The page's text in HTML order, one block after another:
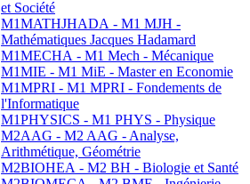
et Société
M1MATHJHADA - M1 MJH -
Mathématiques Jacques Hadamard
M1MECHA - M1 Mech - Mécanique
M1MIE - M1 MiE - Master en Economie
M1MPRI - M1 MPRI - Fondements de
l'Informatique
M1PHYSICS - M1 PHYS - Physique
M2AAG - M2 AAG - Analyse,
Arithmétique, Géométrie
M2BIOHEA - M2 BH - Biologie et Santé